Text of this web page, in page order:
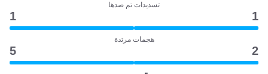
تسديدات تم صدها
1
1
هجمات مرتدة
2
5